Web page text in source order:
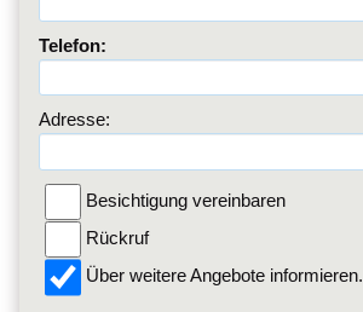
Telefon:
Adresse:
Besichtigung vereinbaren
Rückruf
Über weitere Angebote informieren.